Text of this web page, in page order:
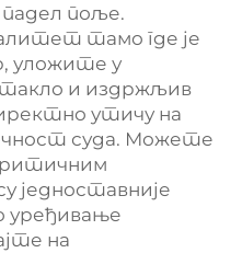
поље.
тамо где је
уложите у
и издржљив
утичу на
суда. Можете
једноставније
уређивање
на